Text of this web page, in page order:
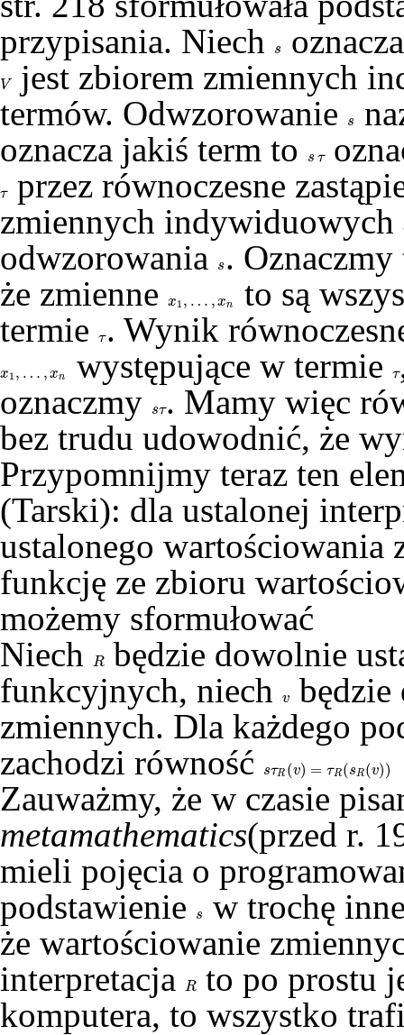
przypisania. Niech
s
s
V
V
jest zbiorem zmiennych
termów. Odwzorowanie
s
s
oznacza jakiś term to
s τ
s τ
τ
τprzez równoczesne
zmiennych indywiduowych
odwzorowania s
s .
że zmienne
x1 , … , xn
x 1 , … ,xn
to są
termie
τ
τ. Wynik
x1 , … , xn
x 1 , … ,xn występujące w termie τ
τ
oznaczmy
sτ
sτ. Mamy więc
bez trudu udowodnić, że
Przypomnijmy teraz ten
(Tarski): dla ustalonej
ustalonego wartościowania
funkcję ze zbioru
możemy sformułować
Niech
R
R
będzie dowolnie
funkcyjnych, niech
v
v
zmiennych. Dla każdego
zachodzi równość
sτR (v) = τR (sR(v))
sτR(v )= τR(sR(v))
Zauważmy, że w czasie
metamathematics(przed r.
mieli pojęcia o
podstawienie
s
s
w trochę
że wartościowanie
interpretacja
R
R
to po prostu
komputera, to wszystko